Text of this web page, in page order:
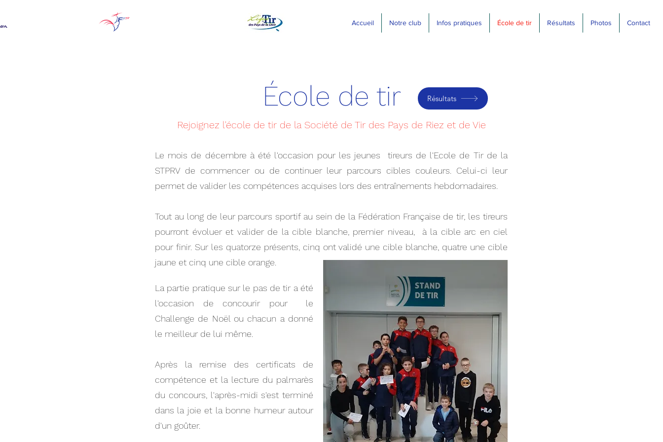
Accueil Notre club Infos pratiques École de tir Résultats Photos Contact
École de tir Résultats
Rejoignez l'école de tir de la Société de Tir des Pays de Riez et de Vie
Le mois de décembre à été l'occasion pour les jeunes tireurs de l'Ecole de Tir de la
STPRV de commencer ou de continuer leur parcours cibles couleurs.
Celui-ci leur
permet de valider les compétences acquises lors des entraînements hebdomadaires.
Tout au long de leur parcours sportif au sein de la Fédération Française de tir, les tireurs
pourront évoluer et valider de la cible blanche, premier niveau, à la cible arc en ciel
pour finir. Sur les quatorze présents, cinq ont validé une cible blanche, quatre une cible
jaune et cinq une cible orange.
La partie pratique sur le pas de tir a été
l'occasion de concourir pour le
Challenge de Noël ou chacun a donné
le meilleur de lui même.
Après la remise des certificats de
compétence et la lecture du palmarès
du concours, l'après-midi s'est terminé
dans la joie et la bonne humeur autour
d'un goûter.